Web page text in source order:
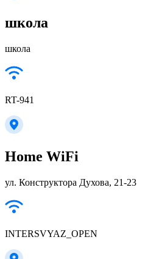
школа
школа
RT-941
Home WiFi
ул. Конструктора Духова, 21-23
INTERSVYAZ_OPEN